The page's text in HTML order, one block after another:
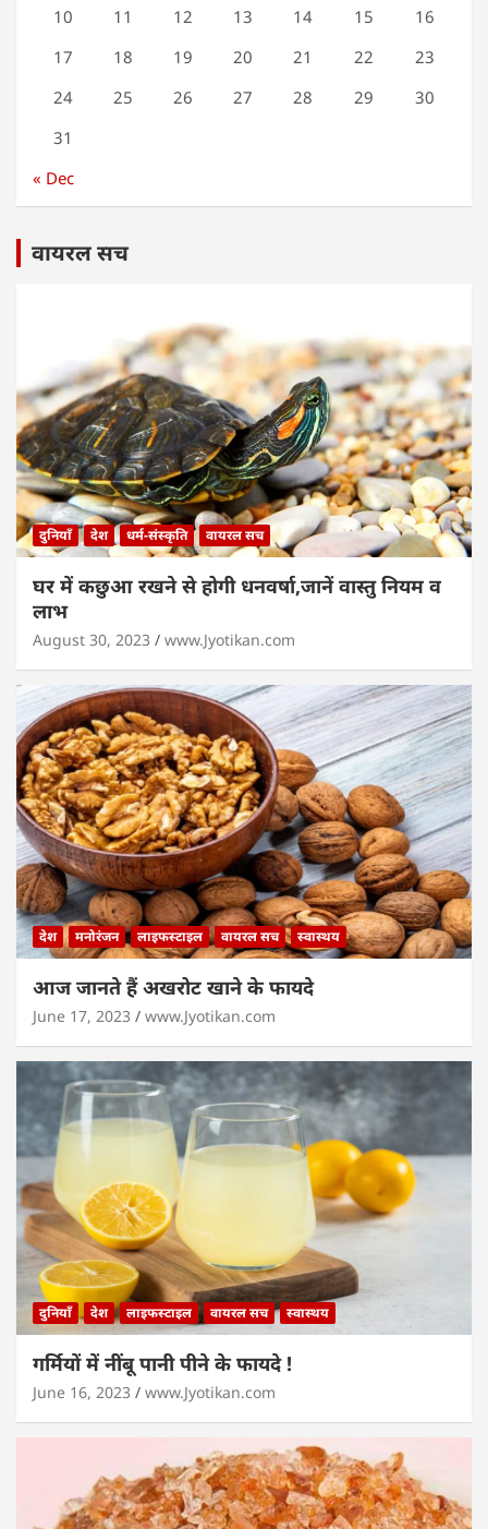
10 11 12 13 14 15
16
17
18 19 20 21 22
23
24
25 26 27 28 29
30
31
« Dec
वायरल सच
दुनियाँ देश धर्म-संस्कृति वायरल सच
घर में कछुआ रखने से होगी धनवर्षा,जानें वास्तु नियम व
लाभ
August 30, 2023 www.Jyotikan.com
देश मनोरंजन लाइफस्टाइल वायरल सच स्वास्थय
आज जानते हैं अखरोट खाने के फायदे
June 17, 2023 www.Jyotikan.com
दुनियाँ देश लाइफस्टाइल वायरल सच स्वास्थय
गर्मियों में नींबू पानी पीने के फायदे !
June 16, 2023 www.Jyotikan.com